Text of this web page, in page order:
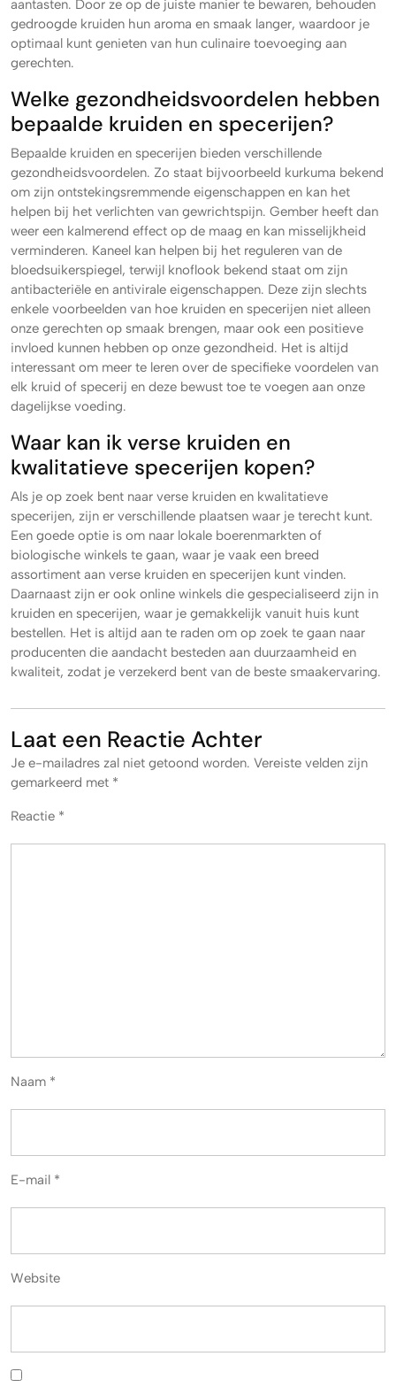
aantasten. Door ze op de juiste manier te bewaren, behouden
gedroogde kruiden hun aroma en smaak langer, waardoor je
optimaal kunt genieten van hun culinaire toevoeging aan
gerechten.
Welke gezondheidsvoordelen hebben
bepaalde kruiden en specerijen?
Bepaalde kruiden en specerijen bieden verschillende
gezondheidsvoordelen. Zo staat bijvoorbeeld kurkuma bekend
om zijn ontstekingsremmende eigenschappen en kan het
helpen bij het verlichten van gewrichtspijn. Gember heeft dan
weer een kalmerend effect op de maag en kan misselijkheid
verminderen. Kaneel kan helpen bij het reguleren van de
bloedsuikerspiegel, terwijl knoflook bekend staat om zijn
antibacteriële en antivirale eigenschappen. Deze zijn slechts
enkele voorbeelden van hoe kruiden en specerijen niet alleen
onze gerechten op smaak brengen, maar ook een positieve
invloed kunnen hebben op onze gezondheid. Het is altijd
interessant om meer te leren over de specifieke voordelen van
elk kruid of specerij en deze bewust toe te voegen aan onze
dagelijkse voeding.
Waar kan ik verse kruiden en
kwalitatieve specerijen kopen?
Als je op zoek bent naar verse kruiden en kwalitatieve
specerijen, zijn er verschillende plaatsen waar je terecht kunt.
Een goede optie is om naar lokale boerenmarkten of
biologische winkels te gaan, waar je vaak een breed
assortiment aan verse kruiden en specerijen kunt vinden.
Daarnaast zijn er ook online winkels die gespecialiseerd zijn in
kruiden en specerijen, waar je gemakkelijk vanuit huis kunt
bestellen. Het is altijd aan te raden om op zoek te gaan naar
producenten die aandacht besteden aan duurzaamheid en
kwaliteit, zodat je verzekerd bent van de beste smaakervaring.
Laat een Reactie Achter
Je e-mailadres zal niet getoond worden. Vereiste velden zijn
gemarkeerd met *
Reactie *
Naam *
E-mail *
Website